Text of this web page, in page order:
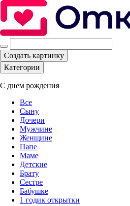
Создать картинку
Категории
С днем рождения
Все
Сыну
Дочери
Мужчине
Женщине
Папе
Маме
Детские
Брату
Сестре
Бабушке
1 годик открытки